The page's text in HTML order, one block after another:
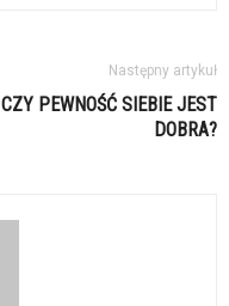
Następny artykuł
CZY PEWNOŚĆ SIEBIE JEST
DOBRA?